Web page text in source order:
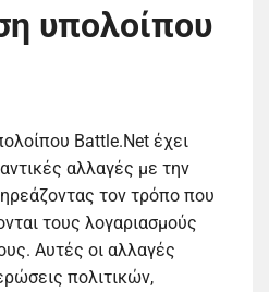
υπολοίπου
Battle.Net έχει
αλλαγές με την
τον τρόπο που
τους λογαριασμούς
Αυτές οι αλλαγές
πολιτικών,